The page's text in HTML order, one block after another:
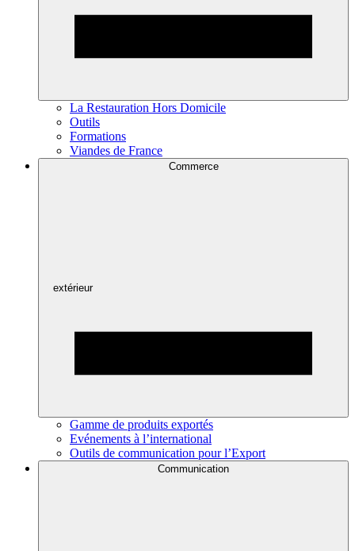
La Restauration Hors Domicile
Outils
Formations
Viandes de France
Commerce
extérieur
Gamme de produits exportés
Evénements à l’international
Outils de communication pour l’Export
Communication